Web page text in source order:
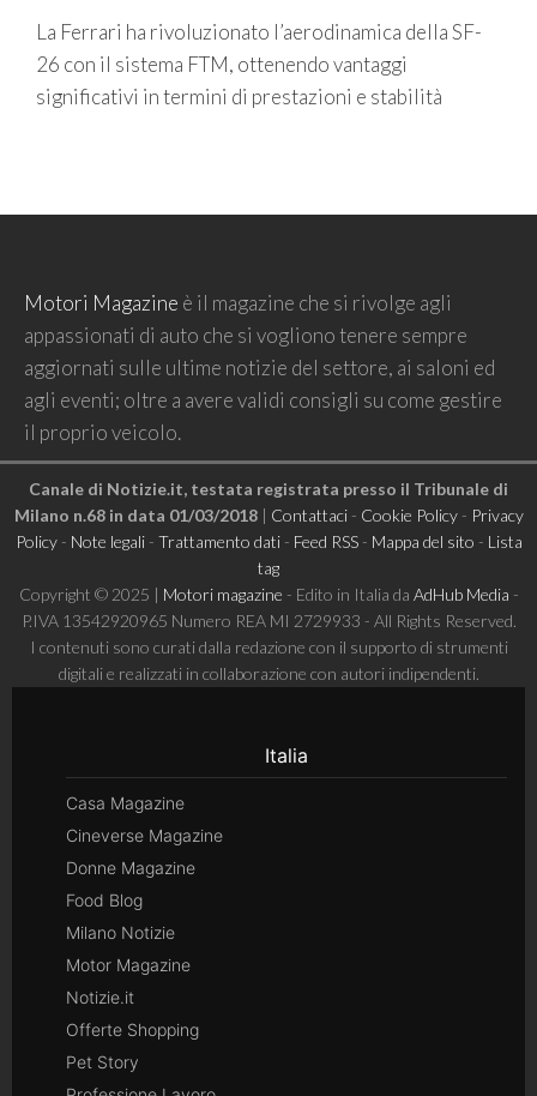
La Ferrari ha rivoluzionato l’aerodinamica della SF-
26 con il sistema FTM, ottenendo vantaggi
significativi in termini di prestazioni e stabilità
Motori Magazine è il magazine che si rivolge agli
appassionati di auto che si vogliono tenere sempre
aggiornati sulle ultime notizie del settore, ai saloni ed
agli eventi; oltre a avere validi consigli su come gestire
il proprio veicolo.
Canale di Notizie.it, testata registrata presso il Tribunale di
Milano n.68 in data 01/03/2018| Contattaci- Cookie Policy- Privacy
Policy- Note legali- Trattamento dati- Feed RSS- Mappa del sito - Lista
tag
Copyright © 2025 | Motori magazine - Edito in Italia da AdHub Media -
P.IVA 13542920965 Numero REA MI 2729933 - All Rights Reserved.
I contenuti sono curati dalla redazione con il supporto di strumenti
digitali e realizzati in collaborazione con autori indipendenti.
Italia
Casa Magazine
Cineverse Magazine
Donne Magazine
Food Blog
Milano Notizie
Motor Magazine
Notizie.it
Offerte Shopping
Pet Story